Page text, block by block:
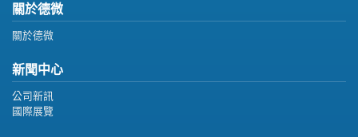
關於德微
關於德微
新聞中心
公司新訊
國際展覽